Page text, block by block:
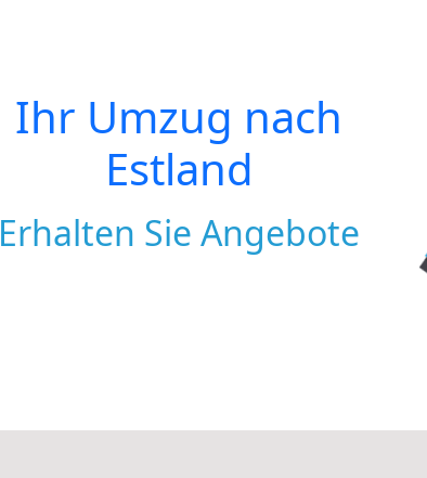
Ihr Umzug nach
Estland
Erhalten Sie Angebote